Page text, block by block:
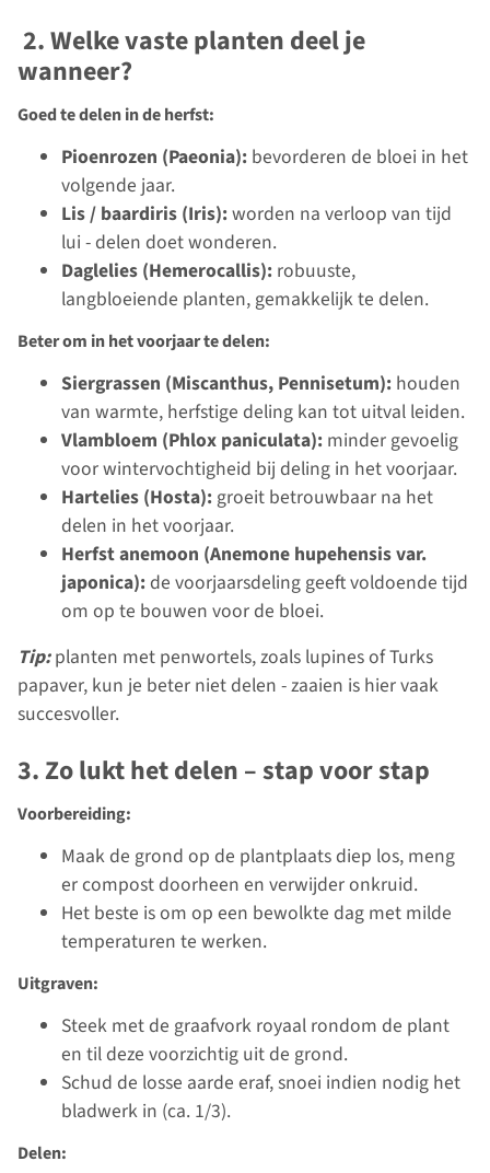
2. Welke vaste planten deel je
wanneer?
Goed te delen in de herfst:
Pioenrozen (Paeonia): bevorderen de bloei in het
volgende jaar.
Lis / baardiris (Iris):worden na verloop van tijd
lui - delen doet wonderen.
Daglelies (Hemerocallis): robuuste,
langbloeiende planten, gemakkelijk te delen.
Beter om in het voorjaar te delen:
Siergrassen (Miscanthus, Pennisetum): houden
van warmte, herfstige deling kan tot uitval leiden.
Vlambloem (Phlox paniculata): minder gevoelig
voor wintervochtigheid bij deling in het voorjaar.
Hartelies (Hosta):groeit betrouwbaar na het
delen in het voorjaar.
Herfst anemoon (Anemone hupehensis var.
japonica):de voorjaarsdeling geeft voldoende tijd
om op te bouwen voor de bloei.
Tip:planten met penwortels, zoals lupines of Turks
papaver, kun je beter niet delen - zaaien is hier vaak
succesvoller.
3. Zo lukt het delen – stap voor stap
Voorbereiding:
Maak de grond op de plantplaats diep los, meng
er compost doorheen en verwijder onkruid.
Het beste is om op een bewolkte dag met milde
temperaturen te werken.
Uitgraven:
Steek met de graafvork royaal rondom de plant
en til deze voorzichtig uit de grond.
Schud de losse aarde eraf, snoei indien nodig het
bladwerk in (ca. 1/3).
Delen: